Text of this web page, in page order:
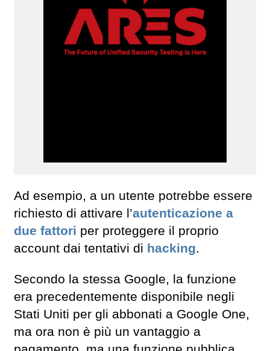
Ad esempio, a un utente potrebbe essere
richiesto di attivare l’autenticazione a
due fattori per proteggere il proprio
account dai tentativi di hacking.
Secondo la stessa Google, la funzione
era precedentemente disponibile negli
Stati Uniti per gli abbonati a Google One,
ma ora non è più un vantaggio a